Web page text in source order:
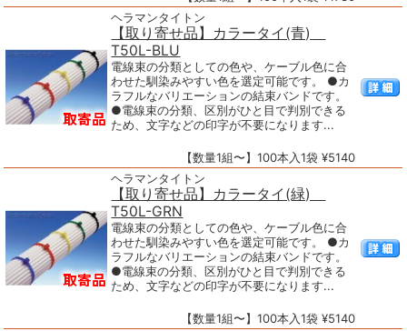
ヘラマンタイトン
【取り寄せ品】カラータイ(青)
T50L-BLU
電線束の分類としての色や、ケーブル色に合
わせた馴染みやすい色を選定可能です。 ●カ
ラフルなバリエーションの結束バンドです。
●電線束の分類、区別がひと目で判別できる
ため、文字などの印字が不要になります...
【数量1組〜】100本入1袋 ¥5140
ヘラマンタイトン
【取り寄せ品】カラータイ(緑)
T50L-GRN
電線束の分類としての色や、ケーブル色に合
わせた馴染みやすい色を選定可能です。 ●カ
ラフルなバリエーションの結束バンドです。
●電線束の分類、区別がひと目で判別できる
ため、文字などの印字が不要になります...
【数量1組〜】100本入1袋 ¥5140